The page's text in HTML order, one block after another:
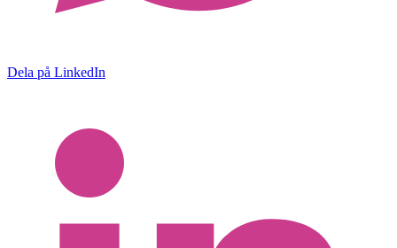
Dela på LinkedIn